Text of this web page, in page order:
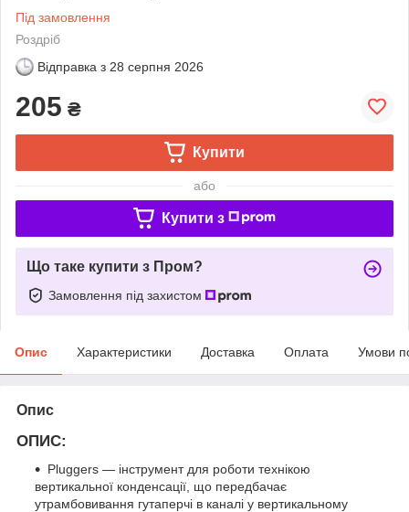
Під замовлення
Роздріб
Відправка з 28 серпня 2026
205 ₴
Купити
або
Купити з
Що таке купити з Пром?
Замовлення під захистом
Опис Характеристики Доставка Оплата Умови
Опис
ОПИС:
Pluggers — інструмент для роботи технікою
вертикальної конденсації, що передбачає
утрамбовивання гутаперчі в каналі у вертикальному